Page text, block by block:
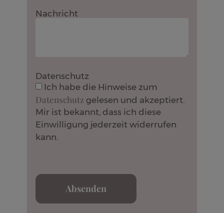
Nachricht
Datenschutz
Ich habe die Hinweise zum
Datenschutz gelesen und akzeptiert.
Mir ist bekannt, dass ich diese
Einwilligung jederzeit widerrufen
kann.
Absenden